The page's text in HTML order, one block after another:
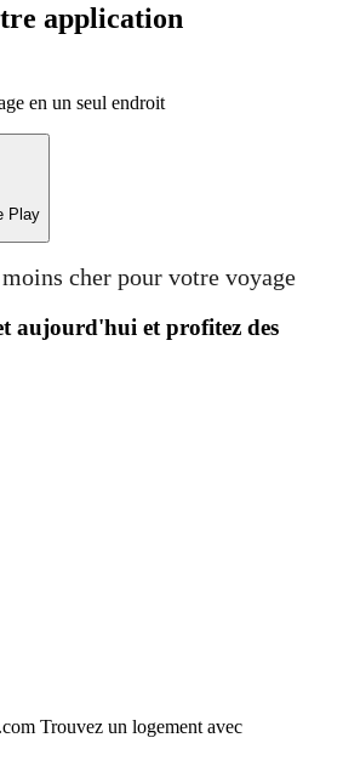
application
en un seul endroit
Play
cher pour votre voyage
aujourd'hui et profitez des
Trouvez un logement avec